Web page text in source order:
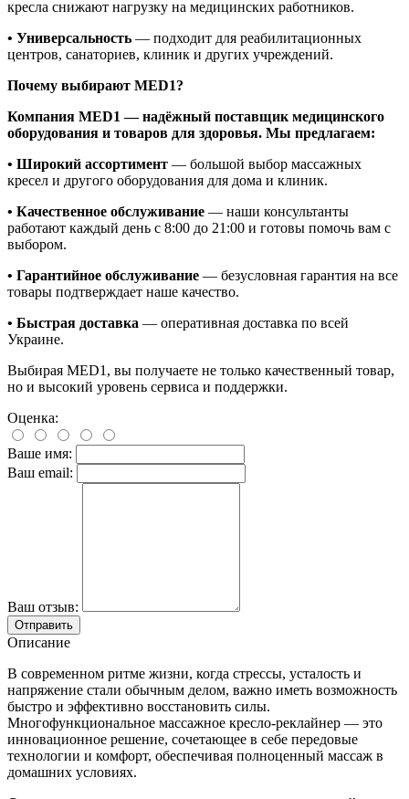
кресла снижают нагрузку на медицинских работников.
• Универсальность — подходит для реабилитационных
центров, санаториев, клиник и других учреждений.
Почему выбирают MED1?
Компания MED1 — надёжный поставщик медицинского
оборудования и товаров для здоровья. Мы предлагаем:
• Широкий ассортимент — большой выбор массажных
кресел и другого оборудования для дома и клиник.
• Качественное обслуживание — наши консультанты
работают каждый день с 8:00 до 21:00 и готовы помочь вам с
выбором.
• Гарантийное обслуживание — безусловная гарантия на все
товары подтверждает наше качество.
• Быстрая доставка — оперативная доставка по всей
Украине.
Выбирая MED1, вы получаете не только качественный товар,
но и высокий уровень сервиса и поддержки.
Оценка:
Ваше имя:
Ваш email:
Ваш отзыв:
Описание
В современном ритме жизни, когда стрессы, усталость и
напряжение стали обычным делом, важно иметь возможность
быстро и эффективно восстановить силы.
Многофункциональное массажное кресло-реклайнер — это
инновационное решение, сочетающее в себе передовые
технологии и комфорт, обеспечивая полноценный массаж в
домашних условиях.